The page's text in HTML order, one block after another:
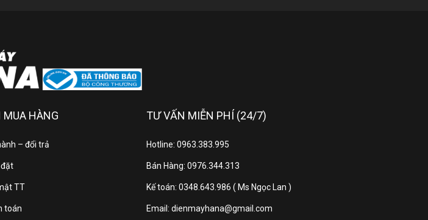
tivi màn hình lớn, chất lượng hình ảnh vượt trội cùng loạt tiện ích thông minh,
inch 75NANO80ASA
đến trải nghiệm giải trí chuẩn điện ảnh ngay tại nhà.
HÀNG
– đổi trả
đặt
TT
toán
TƯ VẤN MIỄN PHÍ (24/7)
Hotline: 0963.383.995
Bán Hàng: 0976.344.313
Kế toán: 0348.643.986 ( Ms Ngọc Lan )
Email: dienmayhana@gmail.com